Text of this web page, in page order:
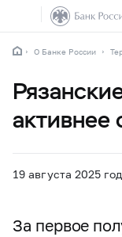
О Банке России
активнее
19 августа 2025
За первое